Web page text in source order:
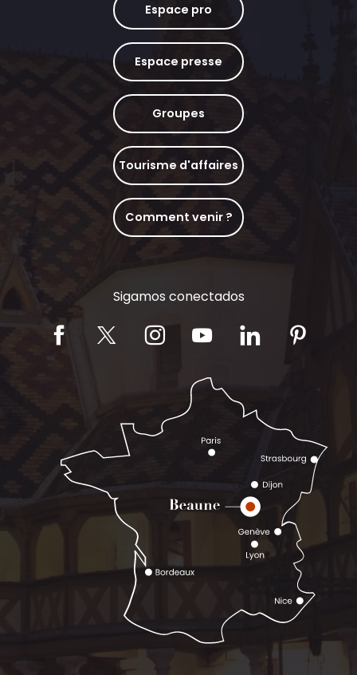
Espace pro
Espace presse
Groupes
Tourisme d'affaires
Comment venir ?
Sigamos conectados